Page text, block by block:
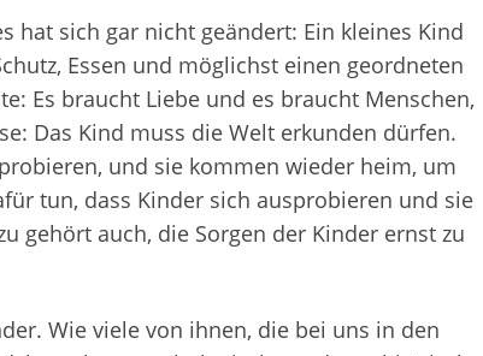
hat sich gar nicht geändert: Ein kleines Kind
Essen und möglichst einen geordneten
Es braucht Liebe und es braucht Menschen,
Das Kind muss die Welt erkunden dürfen.
und sie kommen wieder heim, um
tun, dass Kinder sich ausprobieren und sie
gehört auch, die Sorgen der Kinder ernst zu
Wie viele von ihnen, die bei uns in den